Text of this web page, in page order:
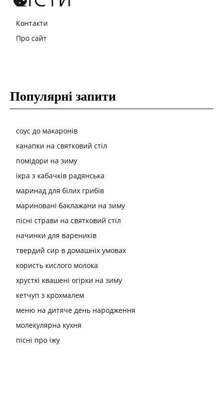
Контакти
Про сайт
Популярні запити
соус до макаронів
канапки на святковий стіл
помідори на зиму
ікра з кабачків радянська
маринад для білих грибів
мариновані баклажани на зиму
пісні страви на святковий стіл
начинки для вареників
твердий сир в домашніх умовах
користь кислого молока
хрусткі квашені огірки на зиму
кетчуп з крохмалем
меню на дитяче день народження
молекулярна кухня
пісні про їжу